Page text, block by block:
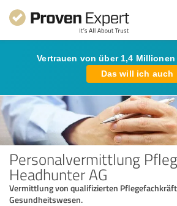
Vertrauen von über 1,4
Das will ich auch
Personalvermittlung
Headhunter AG
Vermittlung von qualifizierten
Gesundheitswesen.